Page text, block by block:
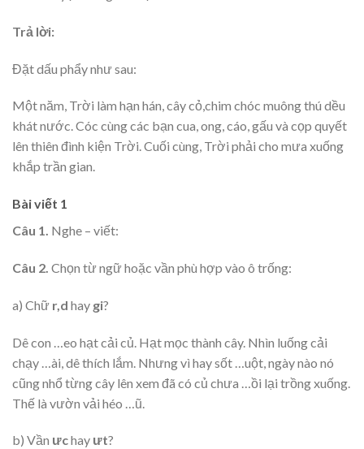
Trả lời:
Đặt dấu phẩy như sau:
Một năm, Trời làm hạn hán, cây cỏ,chim chóc muông thú dều
khát nước. Cóc cùng các bạn cua, ong, cáo, gấu và cọp quyết
lên thiên đình kiện Trời. Cuối cùng, Trời phải cho mưa xuống
khắp trần gian.
Bài viết 1
Câu 1. Nghe – viết:
Câu 2. Chọn từ ngữ hoặc vần phù hợp vào ô trống:
a) Chữ r,d hay gi?
Dê con …eo hạt cải củ. Hạt mọc thành cây. Nhìn luống cải
chạy …ài, dê thích lắm. Nhưng vì hay sốt …uột, ngày nào nó
cũng nhổ từng cây lên xem đã có củ chưa …ồi lại trồng xuống.
Thế là vườn vải héo …ũ.
b) Vần ưchay ưt?